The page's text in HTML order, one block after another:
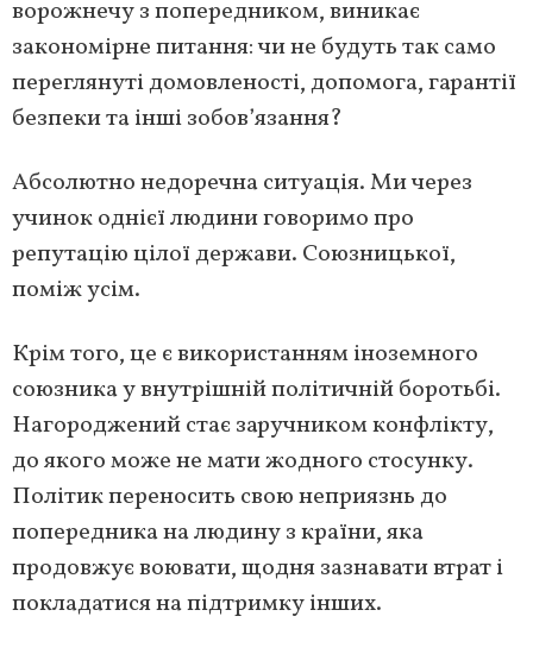
ворожнечу з попередником, виникає
закономірне питання: чи не будуть так само
переглянуті домовленості, допомога, гарантії
безпеки та інші зобов’язання?
Абсолютно недоречна ситуація. Ми через
учинок однієї людини говоримо про
репутацію цілої держави. Союзницької,
поміж усім.
Крім того, це є використанням іноземного
союзника у внутрішній політичній боротьбі.
Нагороджений стає заручником конфлікту,
до якого може не мати жодного стосунку.
Політик переносить свою неприязнь до
попередника на людину з країни, яка
продовжує воювати, щодня зазнавати втрат і
покладатися на підтримку інших.